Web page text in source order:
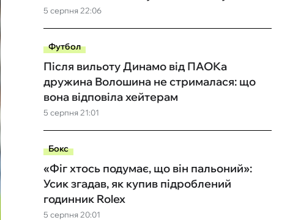
5 серпня 22:06
Футбол
5 серпня 21:01
Після вильоту Динамо від ПАОКа
дружина Волошина не стрималася: що
вона відповіла хейтерам
Бокс
5 серпня 20:01
«Фіг хтось подумає, що він пальоний»:
Усик згадав, як купив підроблений
годинник Rolex